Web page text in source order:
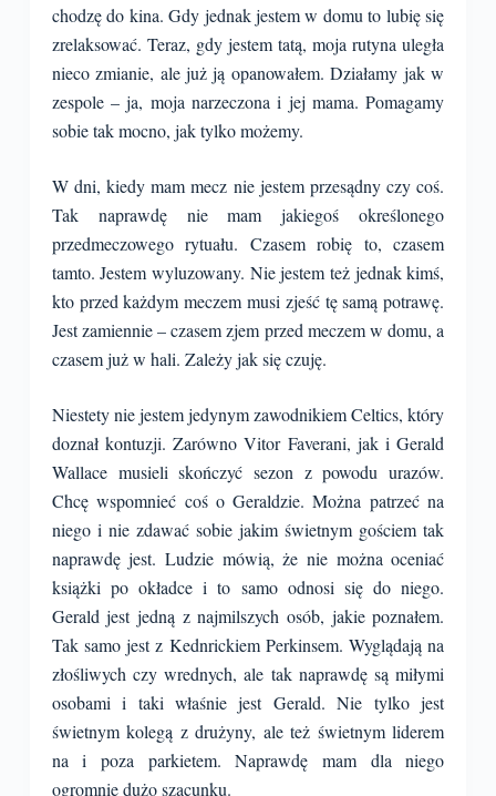
chodzę do kina. Gdy jednak jestem w domu to lubię się
zrelaksować. Teraz, gdy jestem tatą, moja rutyna uległa
nieco zmianie, ale już ją opanowałem. Działamy jak w
zespole – ja, moja narzeczona i jej mama. Pomagamy
sobie tak mocno, jak tylko możemy.
W dni, kiedy mam mecz nie jestem przesądny czy coś.
Tak naprawdę nie mam jakiegoś określonego
przedmeczowego rytuału. Czasem robię to, czasem
tamto. Jestem wyluzowany. Nie jestem też jednak kimś,
kto przed każdym meczem musi zjeść tę samą potrawę.
Jest zamiennie – czasem zjem przed meczem w domu, a
czasem już w hali. Zależy jak się czuję.
Niestety nie jestem jedynym zawodnikiem Celtics, który
doznał kontuzji. Zarówno Vitor Faverani, jak i Gerald
Wallace musieli skończyć sezon z powodu urazów.
Chcę wspomnieć coś o Geraldzie. Można patrzeć na
niego i nie zdawać sobie jakim świetnym gościem tak
naprawdę jest. Ludzie mówią, że nie można oceniać
książki po okładce i to samo odnosi się do niego.
Gerald jest jedną z najmilszych osób, jakie poznałem.
Tak samo jest z Kednrickiem Perkinsem. Wyglądają na
złośliwych czy wrednych, ale tak naprawdę są miłymi
osobami i taki właśnie jest Gerald. Nie tylko jest
świetnym kolegą z drużyny, ale też świetnym liderem
na i poza parkietem. Naprawdę mam dla niego
ogromnie dużo szacunku.